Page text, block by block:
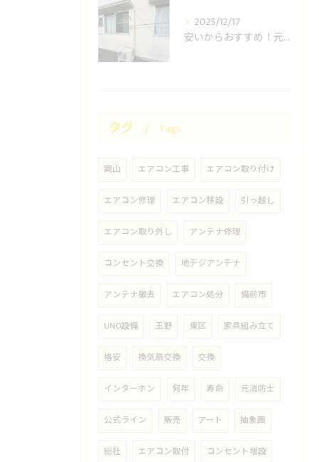
2025/12/17
安いからおすすめ！元消防士の岡山エアコン取り付け業者はUNO設備へ！
タグ Tags
岡山 エアコン工事 エアコン取り付け
エアコン修理 エアコン移設 引っ越し
エアコン取り外し アンテナ修理
コンセント交換 地デジアンテナ
アンテナ撤去 エアコン処分 備前市
UNO設備 玉野 東区 家具組み立て
格安 換気扇交換 交換
インターホン 何年 寿命 元消防士
公式ライン 販売 アート 抽象画
総社 エアコン取付 コンセント増設